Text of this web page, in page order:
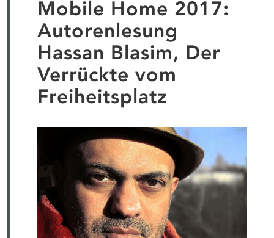
Mobile Home 2017:
Autorenlesung
Hassan Blasim, Der
Verrückte vom
Freiheitsplatz